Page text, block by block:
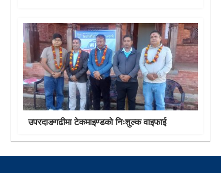
उपरदाङगढीमा टेकमाइण्डको निःशुल्क वाइफाई